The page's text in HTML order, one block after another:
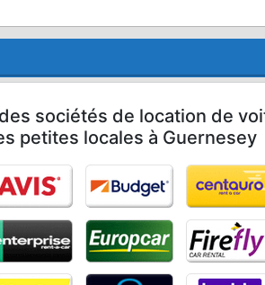
sociétés de location de
petites locales à Guernesey